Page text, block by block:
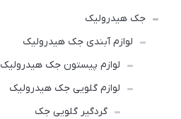
جک هیدرولیک
لوازم آبندی جک هیدرولیک
لوازم پیستون جک هیدرولیک
لوازم گلویی جک هیدرولیک
گردگیر گلویی جک